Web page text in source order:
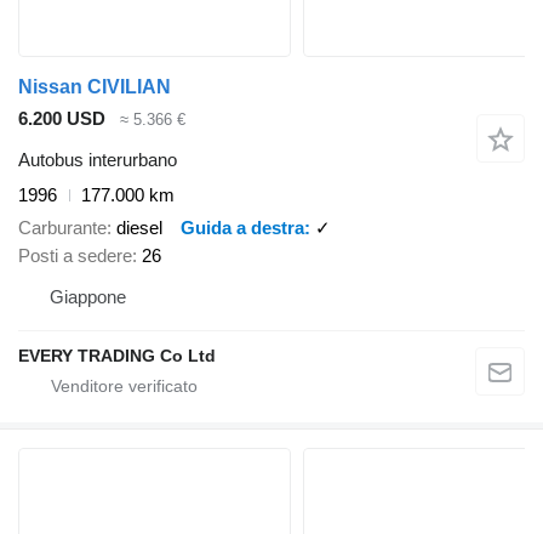
Nissan CIVILIAN
6.200 USD
≈ 5.366 €
Autobus interurbano
1996
177.000 km
Carburante diesel Guida a destra
✓
Posti a sedere 26
Giappone
EVERY TRADING Co Ltd